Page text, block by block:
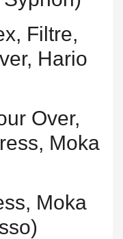
Filtre,
Hario
Over,
Moka
Moka